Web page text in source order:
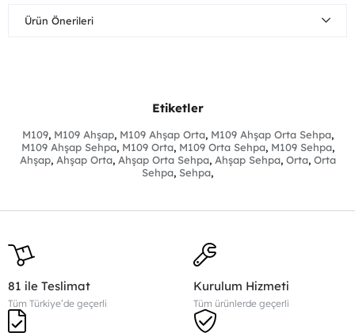
Ürün Önerileri
Etiketler
M109, M109 Ahşap, M109 Ahşap Orta, M109 Ahşap Orta Sehpa,
M109 Ahşap Sehpa, M109 Orta, M109 Orta Sehpa, M109 Sehpa,
Ahşap, Ahşap Orta, Ahşap Orta Sehpa, Ahşap Sehpa, Orta, Orta
Sehpa, Sehpa,
81 ile Teslimat
Tüm Türkiye’de geçerli
Kurulum Hizmeti
Tüm ürünlerde geçerli